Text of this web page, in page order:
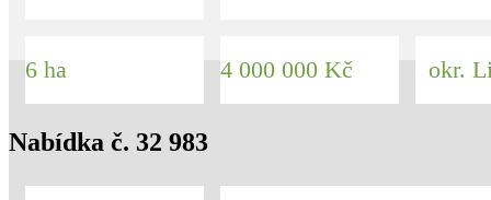
6 ha 4 000 000 Kč okr.
Nabídka č. 32 983